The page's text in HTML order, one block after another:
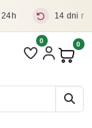
24h 14 dni
Liczba pozycji
0 0